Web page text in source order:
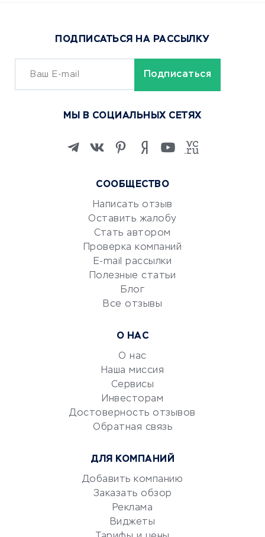
Сервисы доставки
ОБУЧЕНИЕ И РАБОТА
Изучение иностранных
Маркетинг и продажи
Репетиторство
Красота и здоровье
Сервисы по поиску работы
Сетевой маркетинг
УСЛУГИ ДЛЯ БИЗНЕСА
документооборот
Юридические компании
Аудиторские компании
Бухгалтерия онлайн
СООБЩЕСТВО
Написать отзыв
Оставить жалобу
Стать автором
Проверка компаний
E-mail рассылки
Полезные статьи
Блог
Все отзывы
О НАС
О нас
Наша миссия
Сервисы
Инвесторам
Достоверность отзывов
Обратная связь
ДЛЯ КОМПАНИЙ
Добавить компанию
Заказать обзор
Реклама
Виджеты
ПОДПИСАТЬСЯ НА РАССЫЛКУ
МЫ В СОЦИАЛЬНЫХ СЕТЯХ